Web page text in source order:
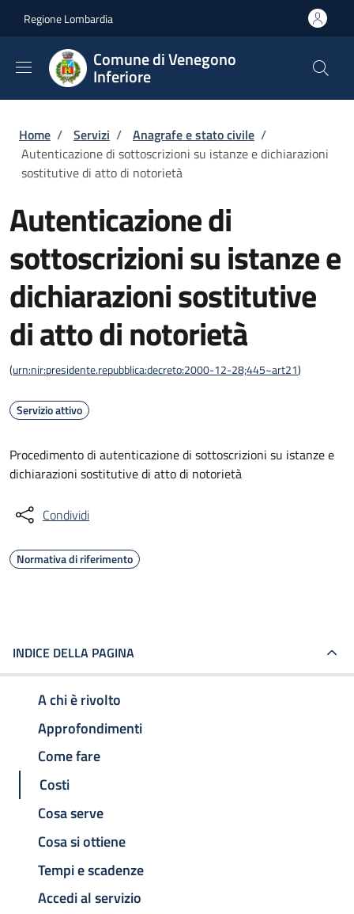
Regione Lombardia
Comune di Venegono
Inferiore
Briciole di pane
Home / Servizi / Anagrafe e stato civile /
Autenticazione di sottoscrizioni su istanze e dichiarazioni
sostitutive di atto di notorietà
Autenticazione di
sottoscrizioni su istanze e
dichiarazioni sostitutive
di atto di notorietà
(urn:nir:presidente.repubblica:decreto:2000-12-28;445~art21)
Servizio attivo
Procedimento di autenticazione di sottoscrizioni su istanze e
dichiarazioni sostitutive di atto di notorietà
Condividi
Normativa di riferimento
INDICE DELLA PAGINA
A chi è rivolto
Approfondimenti
Come fare
Costi
Cosa serve
Cosa si ottiene
Tempi e scadenze
Accedi al servizio